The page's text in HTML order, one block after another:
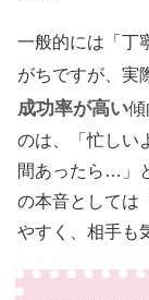
一般的には「丁
がちですが、実
成功率が高い傾
のは、「忙しい
間あったら…」
の本音としては
やすく、相手も